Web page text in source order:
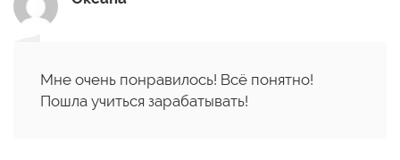
Мне очень понравилось! Всё понятно!
Пошла учиться зарабатывать!